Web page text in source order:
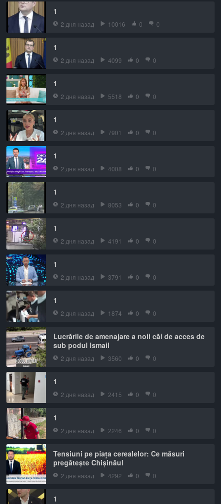
1
2 дня назад 10016 0 0
1
2 дня назад 4099 0 0
1
2 дня назад 5518 0 0
1
2 дня назад 7901 0 0
1
2 дня назад 4008 0 0
1
2 дня назад 8053 0 0
1
2 дня назад 4191 0 0
1
2 дня назад 3791 0 0
1
2 дня назад 1874 0 0
Lucrările de amenajare a noii căi de acces de
sub podul Ismail
2 дня назад 3560 0 0
1
2 дня назад 2415 0 0
1
2 дня назад 2246 0 0
Tensiuni pe piața cerealelor: Ce măsuri
pregătește Chișinăul
2 дня назад 4292 0 0
1